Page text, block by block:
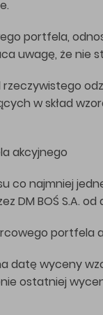
portfela,
uwagę, że
w skład
akcyjnego
co najmniej
BOŚ S.A. od
portfela
wyceny
ostatniej